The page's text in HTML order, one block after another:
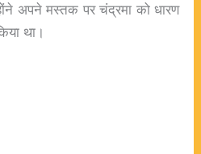
अपने मस्तक पर चंद्रमा को धारण
था।